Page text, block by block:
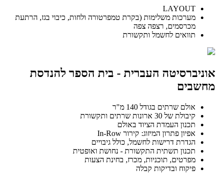
LAYOUT
מערכות משלימות (בקרת טמפרטורה ולחות, כיבוי בגז, הרתעת
מכרסמים, רצפה צפה
תוואים לחשמל ותקשורת
אוניברסיטה העברית - בית הספר להנדסת
מחשבים
אולם שרתים בגודל 140 מ"ר
קיבולת של 30 ארונות שרתים ותקשורת
תכנון העמדת הציוד באולם
אפיון פתרון המיזוג: קירור In-Row
הגדרת דרישות לחשמל, כולל גיבויים
תכנון תשתית התקשורת - נחושת ואופטית
מפרטים, תוכניות, מכרז, בחינת הצעות
פיקוח ובדיקות קבלה